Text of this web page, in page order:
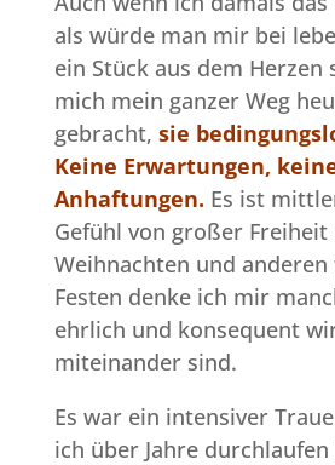
als würde man mir bei
ein Stück aus dem Herzen
mich mein ganzer Weg
gebracht, sie
Keine Erwartungen,
Anhaftungen. Es ist
Gefühl von großer
Weihnachten und
Festen denke ich mir
ehrlich und konsequent
miteinander sind.
Es war ein intensiver
ich über Jahre